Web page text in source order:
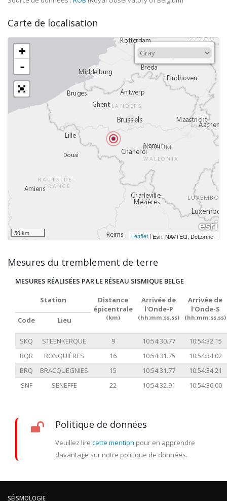
Carte de localisation
+
-
50 km Leaflet | Esri, NAVTEQ, DeLorme,
Mesures du tremblement de terre
MESURES RÉALISÉES PAR LE RÉSEAU SISMIQUE BELGE
Station
Distance
épicentrale
(km)
Arrivée de
l'Onde-P
(hh:mm:ss.ss)
Arrivée de
l'Onde-S
(hh:mm:ss.ss)
Code Lieu
SKQ STEENKERQUE 9 10:54:30.77
10:54:32.15
RQR
RONQUIÈRES 16 10:54:31.75
10:54:34.02
BRQ
BRACQUEGNIES 15 10:54:31.77
10:54:34.21
SNF
SENEFFE 22 10:54:32.91 10:54:36.00
Politique de données
Veuillez lire cette mention pour en apprendre
davantage sur notre politique de données.
SÉISMOLOGIE